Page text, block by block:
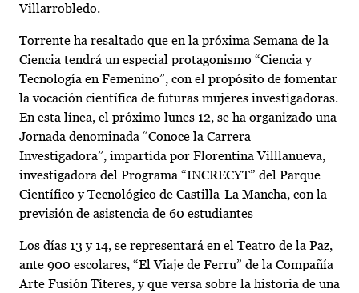
Villarrobledo.
Torrente ha resaltado que en la próxima Semana de la
Ciencia tendrá un especial protagonismo “Ciencia y
Tecnología en Femenino”, con el propósito de fomentar
la vocación científica de futuras mujeres investigadoras.
En esta línea, el próximo lunes 12, se ha organizado una
Jornada denominada “Conoce la Carrera
Investigadora”, impartida por Florentina Villlanueva,
investigadora del Programa “INCRECYT” del Parque
Científico y Tecnológico de Castilla-La Mancha, con la
previsión de asistencia de 60 estudiantes
Los días 13 y 14, se representará en el Teatro de la Paz,
ante 900 escolares, “El Viaje de Ferru” de la Compañía
Arte Fusión Títeres, y que versa sobre la historia de una